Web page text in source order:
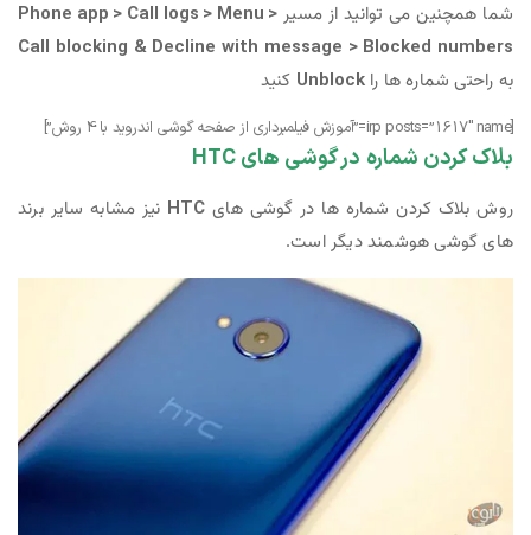
شما همچنین می توانید از مسیر Phone app > Call logs > Menu >
Call blocking & Decline with message > Blocked numbers
به راحتی شماره ها راUnblock کنید
[irp posts=”1617″ name=”آموزش فیلمبرداری از صفحه گوشی اندروید با 4 روش”]
بلاک کردن شماره در گوشی های HTC
روش بلاک کردن شماره ها در گوشی های HTC نیز مشابه سایر برند
های گوشی هوشمند دیگر است.